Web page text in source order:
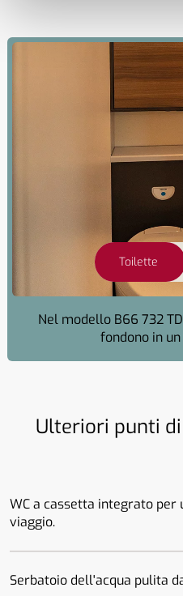
Toilette
Nel modello B66 732
fondono in
Ulteriori punti
WC a cassetta integrato
viaggio.
Serbatoio dell'acqua pulita